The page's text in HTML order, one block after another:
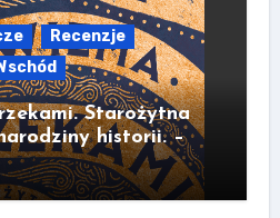
Recenzje
Starożytna
historii. –